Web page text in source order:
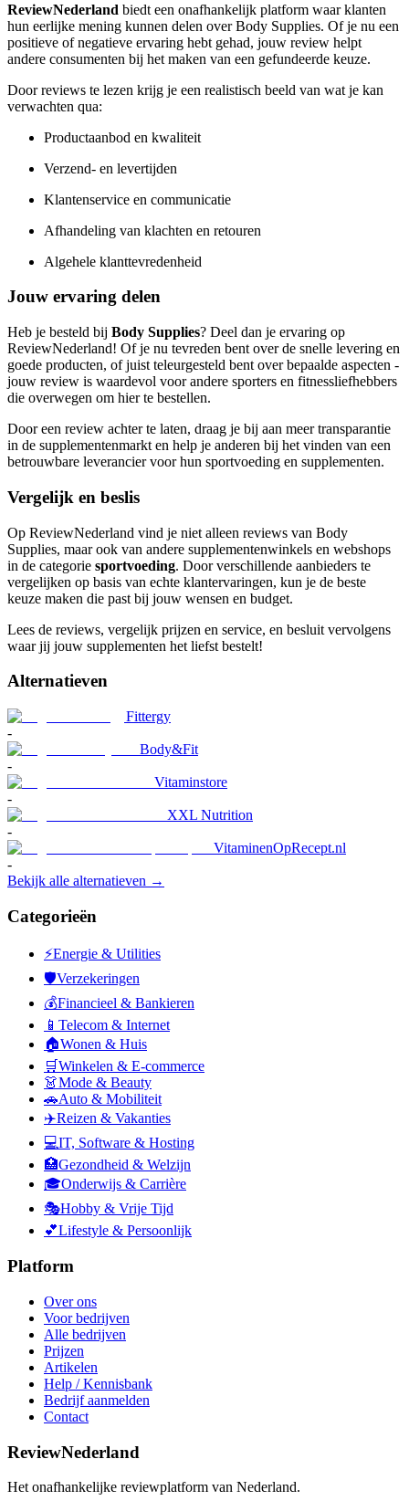
ReviewNederland biedt een onafhankelijk platform waar klanten
hun eerlijke mening kunnen delen over Body Supplies. Of je nu een
positieve of negatieve ervaring hebt gehad, jouw review helpt
andere consumenten bij het maken van een gefundeerde keuze.
Door reviews te lezen krijg je een realistisch beeld van wat je kan
verwachten qua:
Productaanbod en kwaliteit
Verzend- en levertijden
Klantenservice en communicatie
Afhandeling van klachten en retouren
Algehele klanttevredenheid
Jouw ervaring delen
Heb je besteld bij Body Supplies? Deel dan je ervaring op
ReviewNederland! Of je nu tevreden bent over de snelle levering en
goede producten, of juist teleurgesteld bent over bepaalde aspecten -
jouw review is waardevol voor andere sporters en fitnessliefhebbers
die overwegen om hier te bestellen.
Door een review achter te laten, draag je bij aan meer transparantie
in de supplementenmarkt en help je anderen bij het vinden van een
betrouwbare leverancier voor hun sportvoeding en supplementen.
Vergelijk en beslis
Op ReviewNederland vind je niet alleen reviews van Body
Supplies, maar ook van andere supplementenwinkels en webshops
in de categorie sportvoeding. Door verschillende aanbieders te
vergelijken op basis van echte klantervaringen, kun je de beste
keuze maken die past bij jouw wensen en budget.
Lees de reviews, vergelijk prijzen en service, en besluit vervolgens
waar jij jouw supplementen het liefst bestelt!
Alternatieven
Fittergy
-
Body&Fit
-
Vitaminstore
-
XXL Nutrition
-
VitaminenOpRecept.nl
-
Bekijk alle alternatieven →
Categorieën
⚡Energie & Utilities
🛡️Verzekeringen
💰Financieel & Bankieren
📱 Telecom & Internet
🏠Wonen & Huis
🛒Winkelen & E-commerce
👗Mode & Beauty
🚗Auto & Mobiliteit
✈️Reizen & Vakanties
💻IT, Software & Hosting
🏥Gezondheid & Welzijn
🎓Onderwijs & Carrière
🎭Hobby & Vrije Tijd
💕Lifestyle & Persoonlijk
Platform
Over ons
Voor bedrijven
Alle bedrijven
Prijzen
Artikelen
Help / Kennisbank
Bedrijf aanmelden
Contact
ReviewNederland
Het onafhankelijke reviewplatform van Nederland.